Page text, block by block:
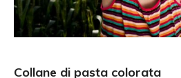
Collane di pasta colorata